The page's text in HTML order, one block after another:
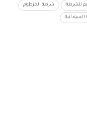
للشرطة شرطة الخرطوم
السودانية